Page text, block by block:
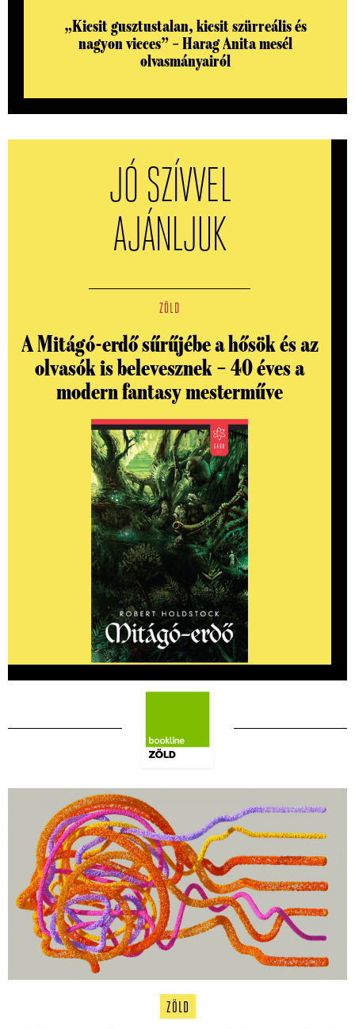
„Kicsit gusztustalan, kicsit szürreális és
nagyon vicces” – Harag Anita mesél
olvasmányairól
JÓ SZÍVVEL
AJÁNLJUK
ZÖLD
A Mitágó-erdő sűrűjébe a hősök és az
olvasók is belevesznek – 40 éves a
modern fantasy mesterműve
ZÖLD